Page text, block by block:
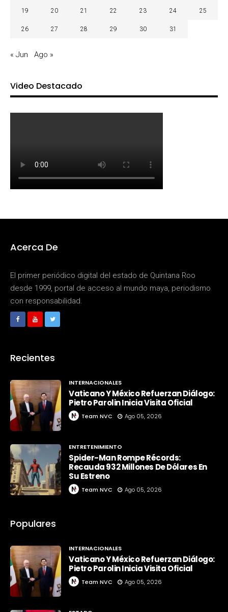
19 20 21 22 23 24 25
26 27 28 29 30 31
« Jun Ago »
Video Destacado
Acerca De
El primer periódico digital del estado de Quintana Roo
desde 1999, portal de acceso al mundo maya, periodismo
con responsabilidad.
Recientes
INTERNACIONALES
Vaticano Y México Refuerzan Diálogo:
Pietro Parolin Inicia Visita Oficial
Team NVC Ago 05, 2026
ENTRETENIMIENTO
Spider-Man Rompe Récords:
Recauda 932 Millones De Dólares En
Su Estreno
Team NVC Ago 05, 2026
Populares
INTERNACIONALES
Vaticano Y México Refuerzan Diálogo:
Pietro Parolin Inicia Visita Oficial
Team NVC Ago 05, 2026